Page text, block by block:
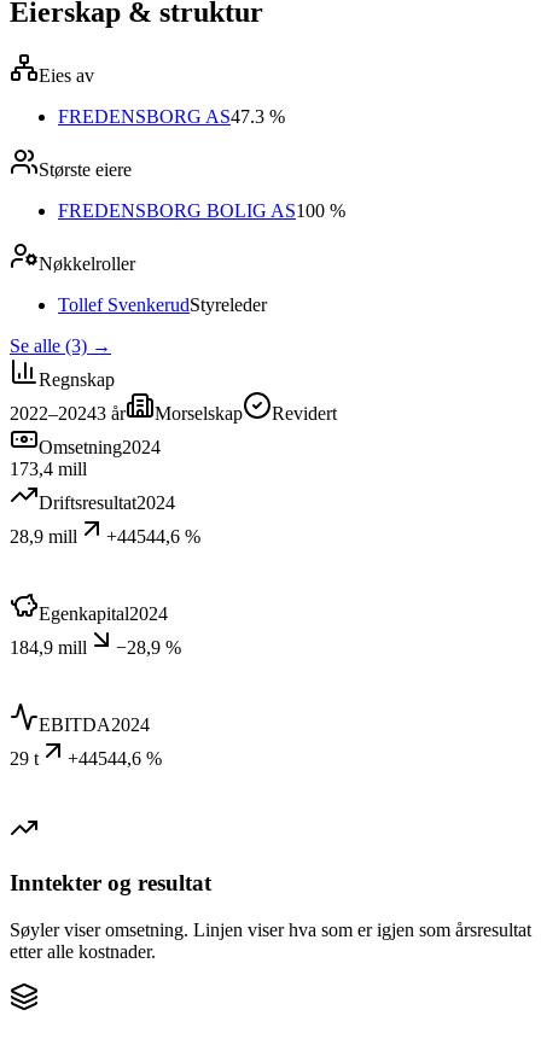
Eierskap & struktur
Eies av
FREDENSBORG AS47.3 %
Største eiere
FREDENSBORG BOLIG AS100 %
Nøkkelroller
Tollef SvenkerudStyreleder
Se alle (3) →
Regnskap
2022–20243 år Morselskap
Revidert
Omsetning2024
173,4 mill
Driftsresultat2024
28,9 mill
+44544,6 %
Egenkapital2024
184,9 mill
−28,9 %
EBITDA2024
29 t
+44544,6 %
Inntekter og resultat
Søyler viser omsetning. Linjen viser hva som er igjen som årsresultat
etter alle kostnader.